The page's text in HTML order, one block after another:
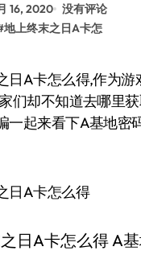
16, 2020 没有评论
地上终末之日A卡怎
们却不知道去哪里
一起来看下A基地密
A卡怎么得